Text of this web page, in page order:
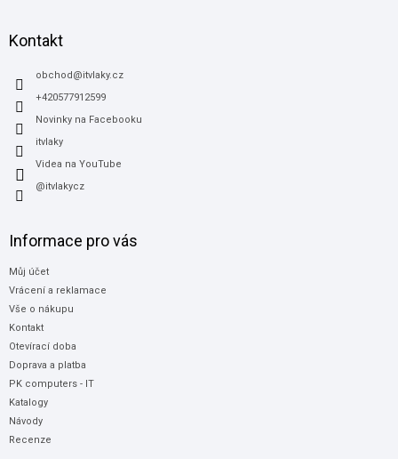
Kontakt
obchod @itvlaky.cz
+420577912599
Novinky na Facebooku
itvlaky
Videa na YouTube
@itvlakycz
Informace pro vás
Můj účet
Vrácení a reklamace
Vše o nákupu
Kontakt
Otevírací doba
Doprava a platba
PK computers - IT
Katalogy
Návody
Recenze